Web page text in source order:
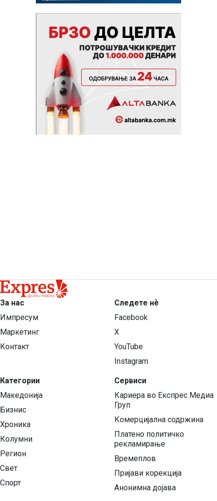
За нас
Импресум
Маркетинг
Контакт
Категории
Македонија
Бизнис
Хроника
Колумни
Регион
Свет
Спорт
Следете нѐ
Facebook
X
YouTube
Instagram
Сервиси
Кариера во Експрес Медиа
Груп
Комерцијална содржина
Платено политичко
рекламирање
Времеплов
Пријави корекција
Анонимна дојава